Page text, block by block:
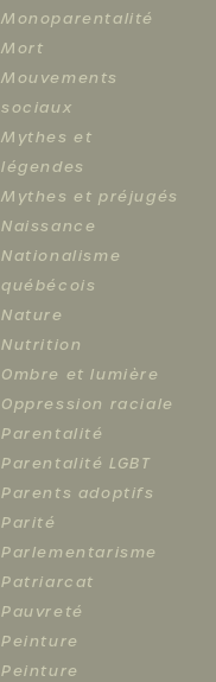
Monoparentalité
Mort
Mouvements
sociaux
Mythes et
légendes
Mythes et préjugés
Naissance
Nationalisme
québécois
Nature
Nutrition
Ombre et lumière
Oppression raciale
Parentalité
Parentalité LGBT
Parents adoptifs
Parité
Parlementarisme
Patriarcat
Pauvreté
Peinture
Peinture